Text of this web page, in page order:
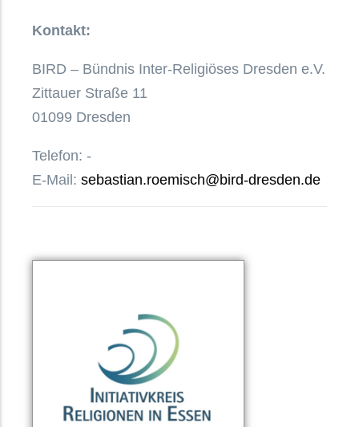
Kontakt:
BIRD – Bündnis Inter-Religiöses Dresden e.V.
Zittauer Straße 11
01099 Dresden
Telefon: -
E-Mail: sebastian.roemisch@bird-dresden.de